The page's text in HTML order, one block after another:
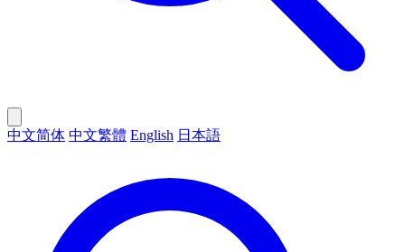
中文简体 中文繁體 English 日本語